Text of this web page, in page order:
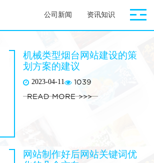
公司新闻 资讯知识
机械类型烟台网站建设的策
划方案的建议
2023-04-11
1039
READ MORE
网站制作好后网站关键词优